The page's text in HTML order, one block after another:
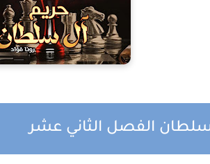
سلطان الفصل الثاني عشر